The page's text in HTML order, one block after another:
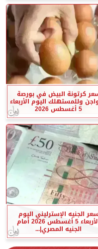
كرتونة البيض في بورصة
وللمستهلك اليوم الأربعاء
5 أغسطس 2026
سعر الجنيه الإسترليني اليوم
الأربعاء 5 أغسطس 2026 أمام
الجنيه المصري|...